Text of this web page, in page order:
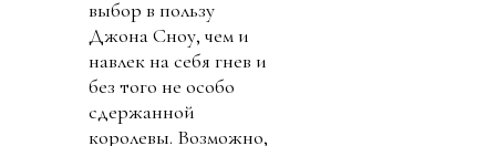
выбор в пользу
Джона Сноу, чем и
навлек на себя гнев и
без того не особо
сдержанной
королевы. Возможно,